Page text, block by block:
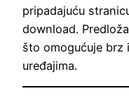
pripadajuću
download.
što omogućuje brz
uređajima.